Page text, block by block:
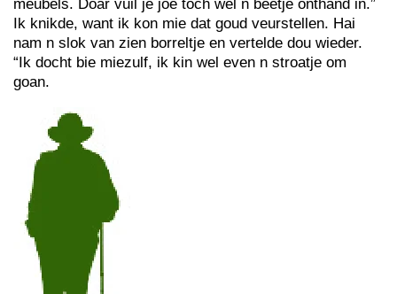
meubels. Doar vuil je joe toch wel n beetje onthand in.”
Ik knikde, want ik kon mie dat goud veurstellen. Hai
nam n slok van zien borreltje en vertelde dou wieder.
“Ik docht bie miezulf, ik kin wel even n stroatje om
goan.